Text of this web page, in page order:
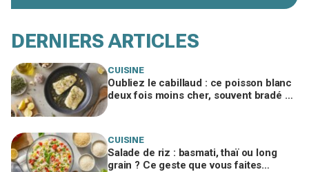
DERNIERS ARTICLES
CUISINE
Oubliez le cabillaud : ce poisson blanc
deux fois moins cher, souvent bradé en
CUISINE
Salade de riz : basmati, thaï ou long
grain ? Ce geste que vous faites